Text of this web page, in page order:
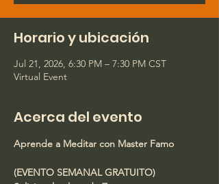
Horario y ubicación
Jul 21, 2026, 6:30 PM – 7:30 PM CST
Virtual Event
Acerca del evento
Aprende a Meditar con Master Famo
(EVENTO SEMANAL GRATUITO)